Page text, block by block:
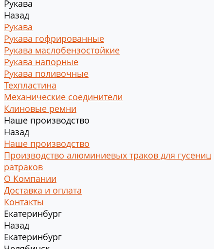
Рукава
Назад
Рукава
Рукава гофрированные
Рукава маслобензостойкие
Рукава напорные
Рукава поливочные
Техпластина
Механические соединители
Клиновые ремни
Наше производство
Назад
Наше производство
Производство алюминиевых траков для гусениц
ратраков
О Компании
Доставка и оплата
Контакты
Екатеринбург
Назад
Екатеринбург